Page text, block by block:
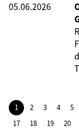
05.06.2026
1 2 3 4 5
17
18 19 20